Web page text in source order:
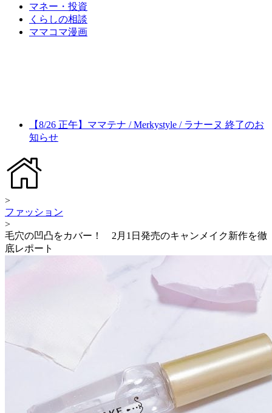
マネー・投資
くらしの相談
ママコマ漫画
【8/26 正午】ママテナ / Merkystyle / ラナーヌ 終了のお
知らせ
>
ファッション
>
毛穴の凹凸をカバー！ 2月1日発売のキャンメイク新作を徹
底レポート